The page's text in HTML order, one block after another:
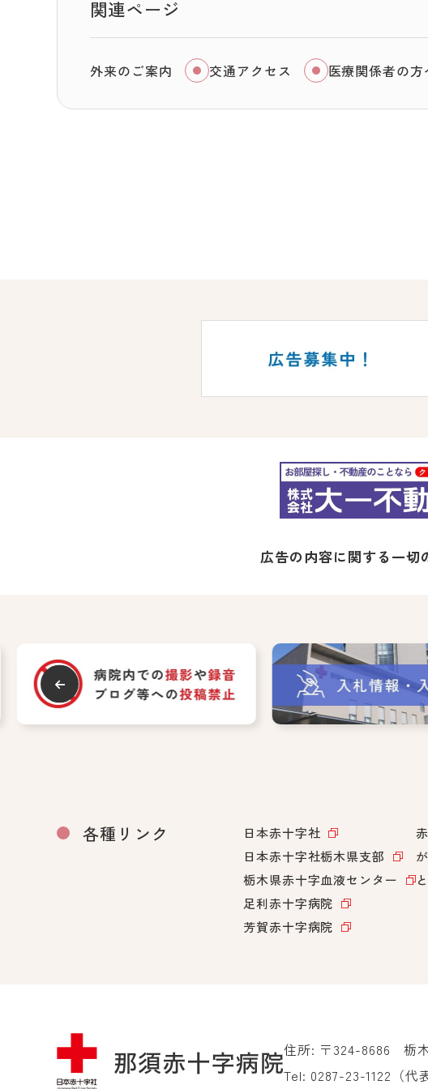
関連ページ
外来のご案内 交通アクセス 医療関係者の方
広告の内容に関する一切
各種リンク
日本赤十字社
日本赤十字社栃木県支部
栃木県赤十字血液センター
足利赤十字病院
芳賀赤十字病院
住所: 〒324-8686栃
Tel: 0287-23-1122 （代